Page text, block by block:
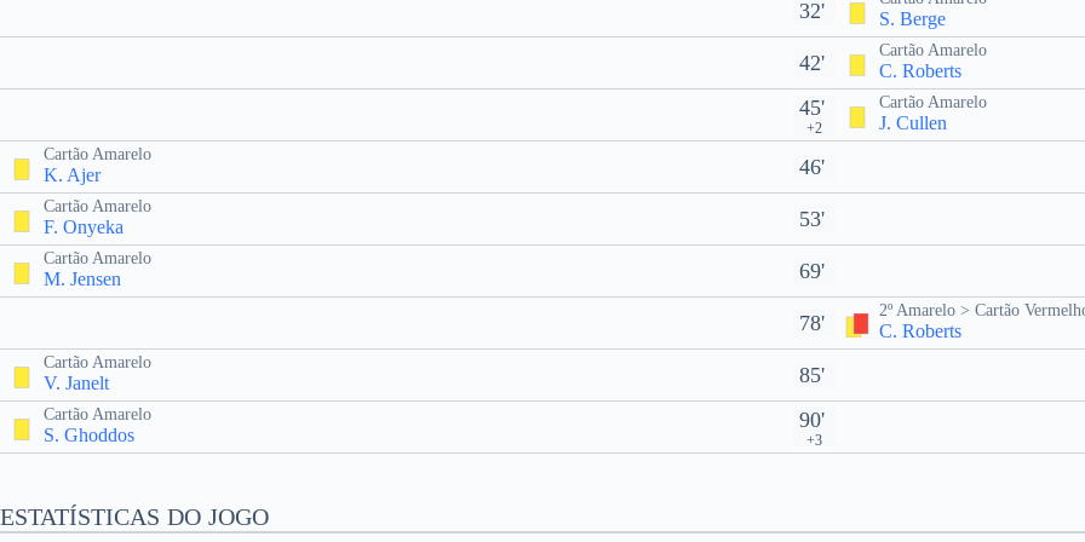
32' S. Berge
42'
Cartão Amarelo
C. Roberts
45'
+2
Cartão Amarelo
J. Cullen
Cartão Amarelo
K. Ajer 46'
Cartão Amarelo
F. Onyeka 53'
Cartão Amarelo
M. Jensen 69'
78'
2º Amarelo > Cartão
C. Roberts
Cartão Amarelo
V. Janelt 85'
Cartão Amarelo
S. Ghoddos
90'
+3
ESTATÍSTICAS DO JOGO